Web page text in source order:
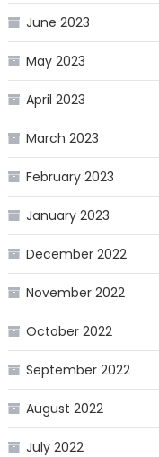
June 2023
May 2023
April 2023
March 2023
February 2023
January 2023
December 2022
November 2022
October 2022
September 2022
August 2022
July 2022